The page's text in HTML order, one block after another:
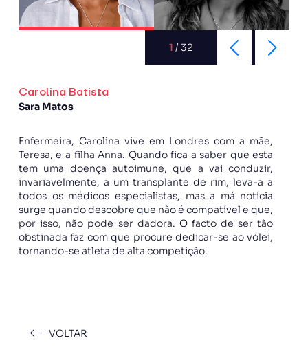
1 /32
Carolina Batista
Sara Matos
Enfermeira, Carolina vive em Londres com a mãe,
Teresa, e a filha Anna. Quando fica a saber que esta
tem uma doença autoimune, que a vai conduzir,
invariavelmente, a um transplante de rim, leva-a a
todos os médicos especialistas, mas a má notícia
surge quando descobre que não é compatível e que,
por isso, não pode ser dadora. O facto de ser tão
obstinada faz com que procure dedicar-se ao vólei,
tornando-se atleta de alta competição.
VOLTAR